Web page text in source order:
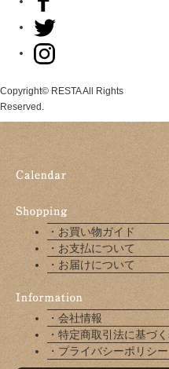
Copyright© RESTA All Rights
Reserved.
・お買い物ガイド
・お支払について
・お届けについて
・会社情報
・特定商取引法に基づ
・プライバシーポリシー